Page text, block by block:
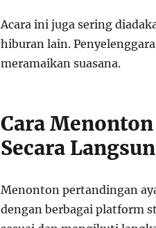
Acara ini juga sering
hiburan lain.
meramaikan suasana.
Cara
Secara
Menonton pertandingan
dengan berbagai platform